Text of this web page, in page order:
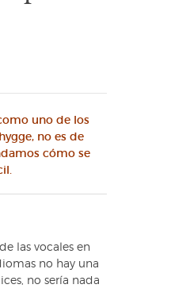
uno de los
no es de
cómo se
las vocales en
no hay una
no sería nada